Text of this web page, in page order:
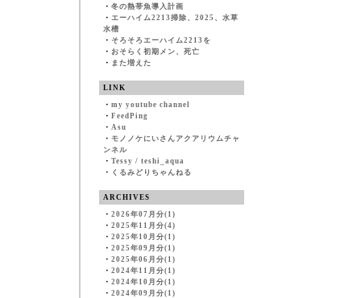
・ 冬の熱帯魚導入計画
・ エーハイム2213掃除、2025、水草
水槽
・ そろそろエーハイム2213を
・ おそらく初期メン、死亡
・ また増えた
LINK
・ my youtube channel
・ FeedPing
・ Asu
・ モノノケにいさんアクアリウムチャ
ンネル
・ Tessy / teshi_aqua
・ くるみどりちゃんねる
ARCHIVES
・ 2026年07月分(1)
・ 2025年11月分(4)
・ 2025年10月分(1)
・ 2025年09月分(1)
・ 2025年06月分(1)
・ 2024年11月分(1)
・ 2024年10月分(1)
・ 2024年09月分(1)